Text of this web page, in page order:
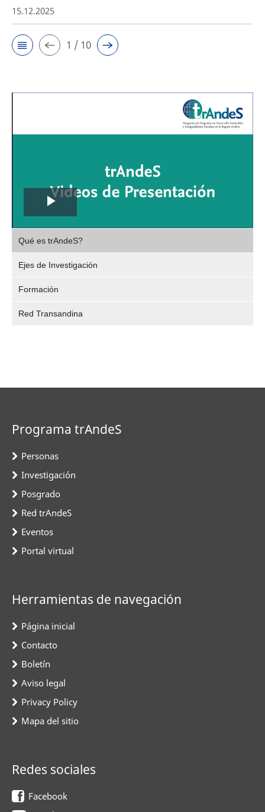
15.12.2025
1 / 10
Play
Video
Qué es trAndeS?
Ejes de Investigación
Formación
Red Transandina
Programa trAndeS
Personas
Investigación
Posgrado
Red trAndeS
Eventos
Portal virtual
Herramientas de navegación
Página inicial
Contacto
Boletín
Aviso legal
Privacy Policy
Mapa del sitio
Redes sociales
Facebook